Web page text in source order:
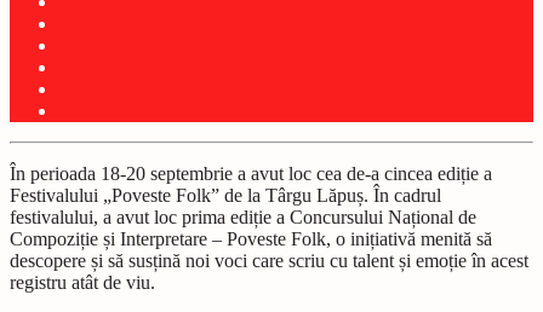
În perioada 18-20 septembrie a avut loc cea de-a cincea ediție a
Festivalului „Poveste Folk” de la Târgu Lăpuș. În cadrul
festivalului, a avut loc prima ediție a Concursului Național de
Compoziție și Interpretare – Poveste Folk, o inițiativă menită să
descopere și să susțină noi voci care scriu cu talent și emoție în acest
registru atât de viu.